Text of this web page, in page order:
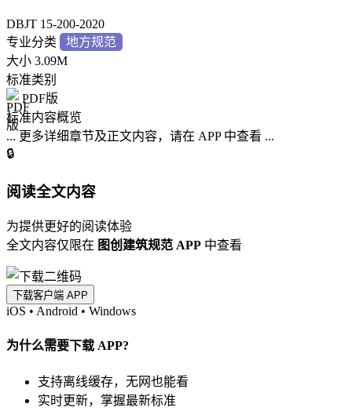
DBJT 15-200-2020
专业分类
地方规范
大小 3.09M
标准类别
PDF版
标准内容概览
... 更多详细章节及正文内容，请在 APP 中查看 ...
🔒
阅读全文内容
为提供更好的阅读体验
全文内容仅限在 图创建筑规范 APP 中查看
下载客户端 APP
iOS • Android • Windows
为什么需要下载 APP?
支持离线缓存，无网也能看
实时更新，掌握最新标准